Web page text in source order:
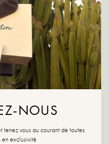
PANIER
LA WISHLIST
NOUS
tenez vous au courant de toutes
en exclusivité